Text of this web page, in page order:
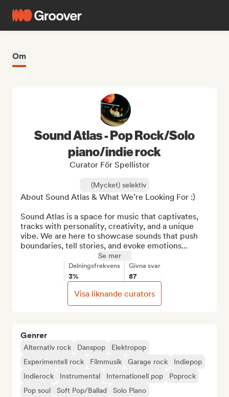
Om
Genrer
Alternativ rock Danspop
Elektropop
Experimentell rock
Filmmusik Garage rock
Indiepop
Indierock
Instrumental Internationell pop
Poprock
Pop soul
Soft Pop/Ballad Solo Piano
Sound Atlas - Pop Rock/Solo
piano/indie rock
Curator För Spellistor
(Mycket) selektiv
About Sound Atlas & What We’re Looking For :)
Sound Atlas is a space for music that captivates,
tracks with personality, creativity, and a unique
vibe. We are here to showcase sounds that push
boundaries, tell stories, and evoke emotions...
Se mer
Delningsfrekvens
3%
Givna svar
87
Visa liknande curators